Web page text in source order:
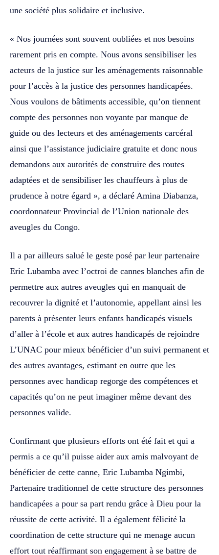
une société plus solidaire et inclusive.
« Nos journées sont souvent oubliées et nos besoins
rarement pris en compte. Nous avons sensibiliser les
acteurs de la justice sur les aménagements raisonnable
pour l’accès à la justice des personnes handicapées.
Nous voulons de bâtiments accessible, qu’on tiennent
compte des personnes non voyante par manque de
guide ou des lecteurs et des aménagements carcéral
ainsi que l’assistance judiciaire gratuite et donc nous
demandons aux autorités de construire des routes
adaptées et de sensibiliser les chauffeurs à plus de
prudence à notre égard », a déclaré Amina Diabanza,
coordonnateur Provincial de l’Union nationale des
aveugles du Congo.
Il a par ailleurs salué le geste posé par leur partenaire
Eric Lubamba avec l’octroi de cannes blanches afin de
permettre aux autres aveugles qui en manquait de
recouvrer la dignité et l’autonomie, appellant ainsi les
parents à présenter leurs enfants handicapés visuels
d’aller à l’école et aux autres handicapés de rejoindre
L’UNAC pour mieux bénéficier d’un suivi permanent et
des autres avantages, estimant en outre que les
personnes avec handicap regorge des compétences et
capacités qu’on ne peut imaginer même devant des
personnes valide.
Confirmant que plusieurs efforts ont été fait et qui a
permis a ce qu’il puisse aider aux amis malvoyant de
bénéficier de cette canne, Eric Lubamba Ngimbi,
Partenaire traditionnel de cette structure des personnes
handicapées a pour sa part rendu grâce à Dieu pour la
réussite de cette activité. Il a également félicité la
coordination de cette structure qui ne menage aucun
effort tout réaffirmant son engagement à se battre de